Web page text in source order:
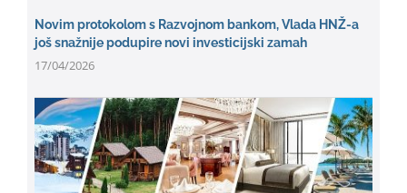
Novim protokolom s Razvojnom bankom, Vlada HNŽ-a
još snažnije podupire novi investicijski zamah
17/04/2026